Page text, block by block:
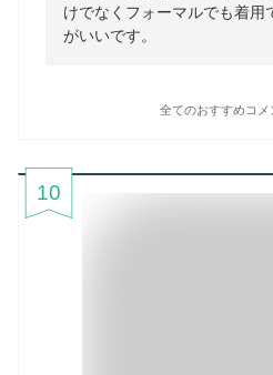
けでなくフォーマルでも着用
がいいです。
全てのおすすめコメ
10